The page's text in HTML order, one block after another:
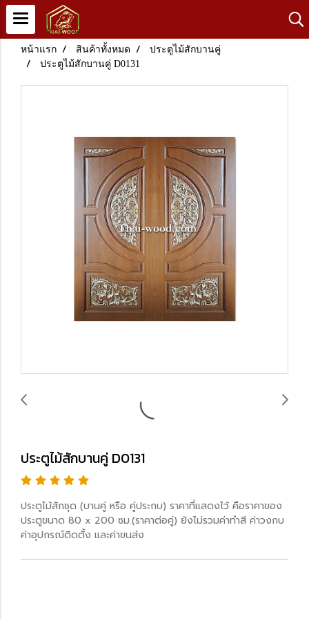
หน้าแรก สินค้าทั้งหมด
ประตูไม้สักบานคู่
ประตูไม้สักบานคู่ D0131
ประตูไม้สักบานคู่ D0131
ประตูไม้สักชุด (บานคู่ หรือ คู่ประกบ) ราคาที่แสดงไว้ คือราคาของ
ประตูขนาด 80 x 200 ซม.(ราคาต่อคู่) ยังไม่รวมค่าทำสี ค่าวงกบ
ค่าอุปกรณ์ติดตั้ง และค่าขนส่ง